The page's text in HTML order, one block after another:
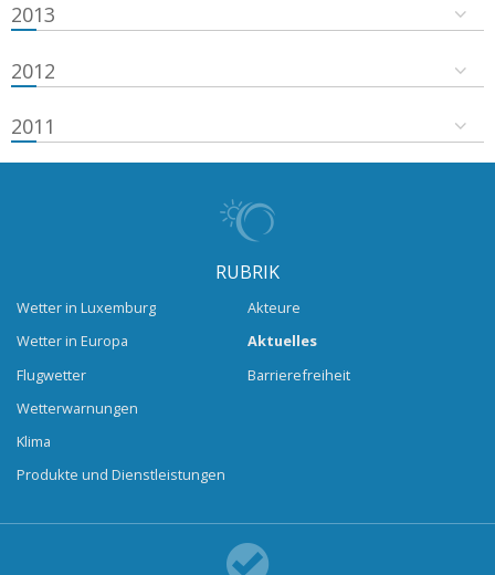
2013
2012
2011
RUBRIK
Wetter in Luxemburg
Wetter in Europa
Flugwetter
Wetterwarnungen
Klima
Produkte und Dienstleistungen
Akteure
Aktuelles
Barrierefreiheit